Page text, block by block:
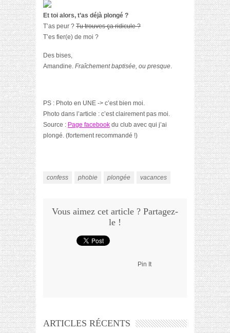
Et toi alors, t’as déjà plongé ?
T’as peur ? Tu trouves ça ridicule ?
T’es fier(e) de moi ?
Des bises,
Amandine. Fraîchement baptisée, ou presque.
PS : Photo en UNE -> c’est bien moi.
Photo dans l’article : c’est clairement pas moi.
Source : Page facebook du club avec qui j’ai
plongé. (fortement recommandé !)
confess phobie plongée vacances
Vous aimez cet article ? Partagez-
le !
Pin It
ARTICLES RÉCENTS